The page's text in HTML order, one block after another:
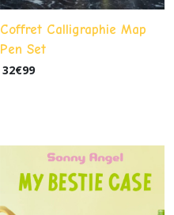
Coffret Calligraphie Map
Pen Set
32€99